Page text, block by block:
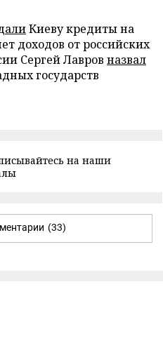
Киеву кредиты на
доходов от российских
Сергей Лавров назвал
государств
на наши
(33)